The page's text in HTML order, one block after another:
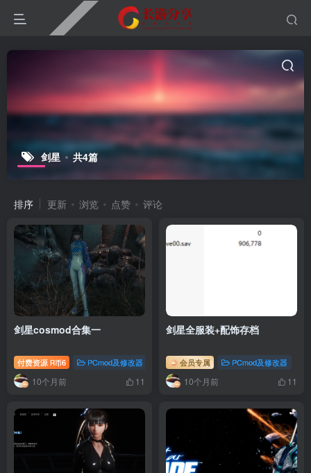
剑星 共4篇
排序 更新 浏览 点赞 评论
剑星cosmod合集一
付费资源 R币6 PCmod及修改器
10个月前 11
剑星全服装+配饰存档
会员专属 PCmod及修改器
10个月前 11